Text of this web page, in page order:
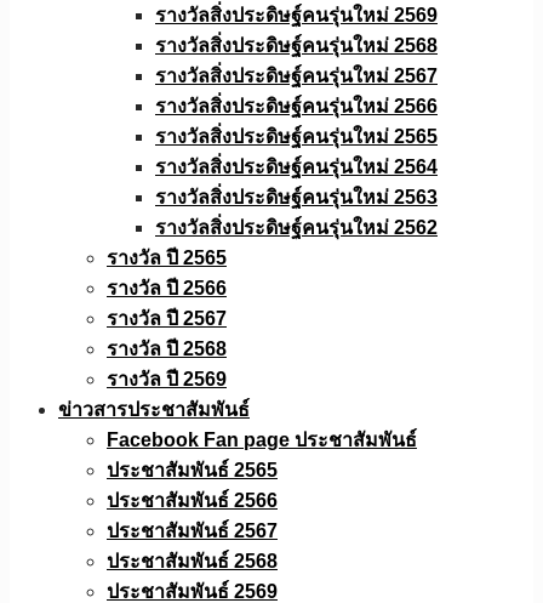
รางวัลสิ่งประดิษฐ์คนรุ่นใหม่ 2569
รางวัลสิ่งประดิษฐ์คนรุ่นใหม่ 2568
รางวัลสิ่งประดิษฐ์คนรุ่นใหม่ 2567
รางวัลสิ่งประดิษฐ์คนรุ่นใหม่ 2566
รางวัลสิ่งประดิษฐ์คนรุ่นใหม่ 2565
รางวัลสิ่งประดิษฐ์คนรุ่นใหม่ 2564
รางวัลสิ่งประดิษฐ์คนรุ่นใหม่ 2563
รางวัลสิ่งประดิษฐ์คนรุ่นใหม่ 2562
รางวัล ปี 2565
รางวัล ปี 2566
รางวัล ปี 2567
รางวัล ปี 2568
รางวัล ปี 2569
ข่าวสารประชาสัมพันธ์
Facebook Fan page ประชาสัมพันธ์
ประชาสัมพันธ์ 2565
ประชาสัมพันธ์ 2566
ประชาสัมพันธ์ 2567
ประชาสัมพันธ์ 2568
ประชาสัมพันธ์ 2569